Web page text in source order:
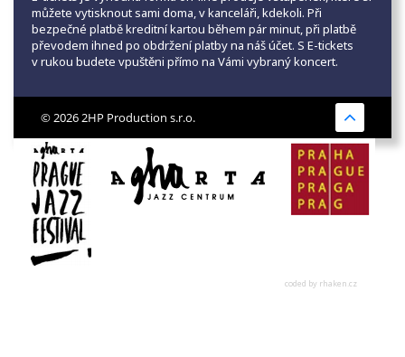
můžete vytisknout sami doma, v kanceláři, kdekoli. Při
bezpečné platbě kreditní kartou během pár minut, při platbě
převodem ihned po obdržení platby na náš účet. S E-tickets
v rukou budete vpuštěni přímo na Vámi vybraný koncert.
© 2026 2HP Production s.r.o.
coded by rhaken.cz